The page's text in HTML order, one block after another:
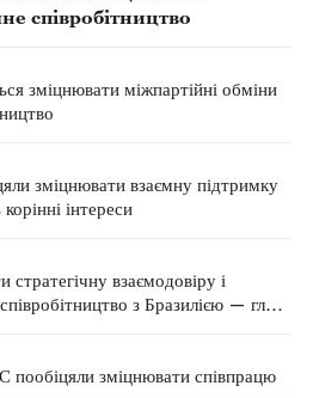
співробітництво
зміцнювати міжпартійні обміни
зміцнювати взаємну підтримку
інтереси
взаємодовіру і
з Бразилією — глава
зміцнювати співпрацю